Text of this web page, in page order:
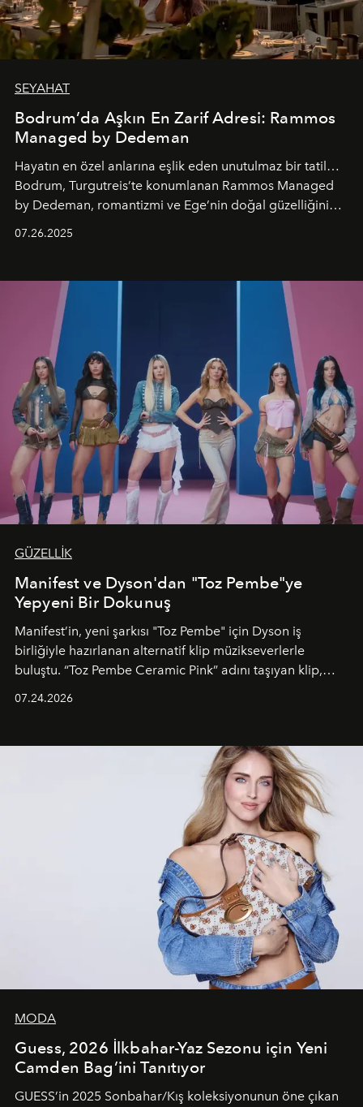
SEYAHAT
Bodrum’da Aşkın En Zarif Adresi: Rammos
Managed by Dedeman
Hayatın en özel anlarına eşlik eden unutulmaz bir tatil…
Bodrum, Turgutreis’te konumlanan Rammos Managed
by Dedeman, romantizmi ve Ege’nin doğal güzelliğini
07.26.2025
GÜZELLİK
Manifest ve Dyson'dan "Toz Pembe"ye
Yepyeni Bir Dokunuş
Manifest’in, yeni şarkısı "Toz Pembe" için Dyson iş
birliğiyle hazırlanan alternatif klip müzikseverlerle
buluştu. “Toz Pembe Ceramic Pink” adını taşıyan klip,
unsurlarından biri olarak öne çıkıyor.
07.24.2026
MODA
Guess, 2026 İlkbahar-Yaz Sezonu için Yeni
Camden Bag’ini Tanıtıyor
GUESS’in 2025 Sonbahar/Kış koleksiyonunun öne çıkan